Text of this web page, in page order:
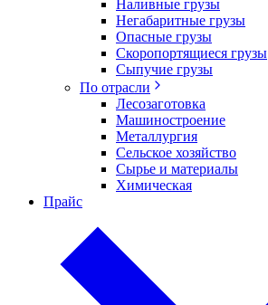
Наливные грузы
Негабаритные грузы
Опасные грузы
Скоропортящиеся грузы
Сыпучие грузы
По отрасли
Лесозаготовка
Машиностроение
Металлургия
Сельское хозяйство
Сырье и материалы
Химическая
Прайс